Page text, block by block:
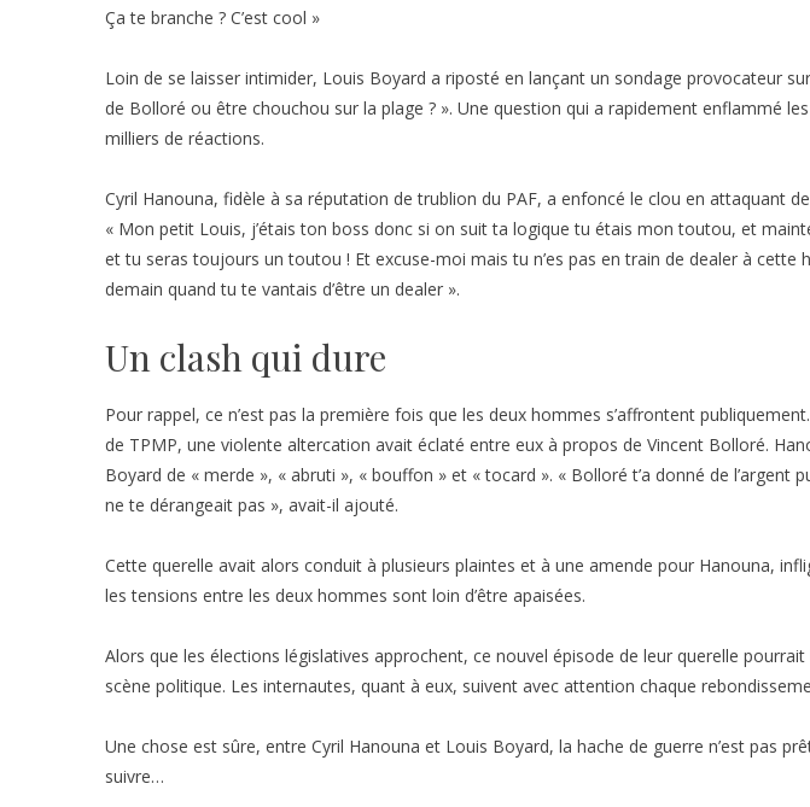
Ça te branche ? C’est cool »
Loin de se laisser intimider, Louis Boyard a riposté en lançant un sondage provocateur
de Bolloré ou être chouchou sur la plage ? ». Une question qui a rapidement enflammé
milliers de réactions.
Cyril Hanouna, fidèle à sa réputation de trublion du PAF, a enfoncé le clou en attaquant
« Mon petit Louis, j’étais ton boss donc si on suit ta logique tu étais mon toutou, et
et tu seras toujours un toutou ! Et excuse-moi mais tu n’es pas en train de dealer à cette
demain quand tu te vantais d’être un dealer ».
Un clash qui dure
Pour rappel, ce n’est pas la première fois que les deux hommes s’affrontent
de TPMP, une violente altercation avait éclaté entre eux à propos de Vincent Bolloré.
Boyard de « merde », « abruti », « bouffon » et « tocard ». « Bolloré t’a donné de l’argent
ne te dérangeait pas », avait-il ajouté.
Cette querelle avait alors conduit à plusieurs plaintes et à une amende pour Hanouna,
les tensions entre les deux hommes sont loin d’être apaisées.
Alors que les élections législatives approchent, ce nouvel épisode de leur querelle
scène politique. Les internautes, quant à eux, suivent avec attention chaque
Une chose est sûre, entre Cyril Hanouna et Louis Boyard, la hache de guerre n’est pas
suivre…